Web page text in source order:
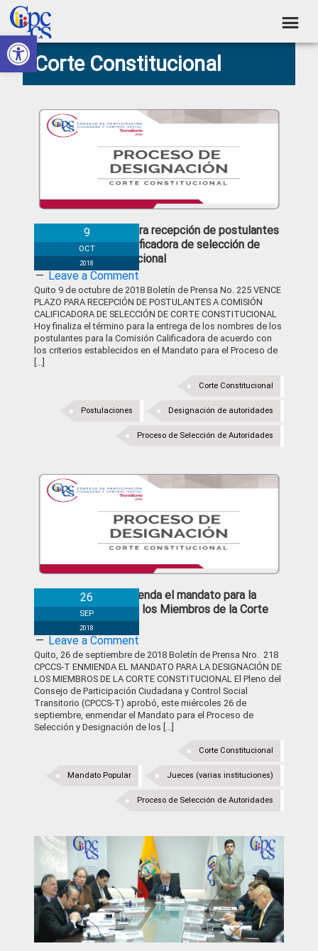
Abrir barra de herramientas
Skip
to
primary
navigation
Skip
to
main
content
Skip
to
primary
sidebar
Skip
to
footer
Consejo
de
Ciudadana
Construyendo
Poder
Ciudadano
Corte Constitucional
Vence plazo para recepción de postulantes
a Comisión Calificadora de selección de
Corte Constitucional
9
OCT
2018
Leave a Comment
Quito 9 de octubre de 2018 Boletín de Prensa No. 225 VENCE
PLAZO PARA RECEPCIÓN DE POSTULANTES A COMISIÓN
CALIFICADORA DE SELECCIÓN DE CORTE CONSTITUCIONAL
Hoy finaliza el término para la entrega de los nombres de los
postulantes para la Comisión Calificadora de acuerdo con
los criterios establecidos en el Mandato para el Proceso de
[...]
Corte Constitucional
Designación de autoridades
Postulaciones
Proceso de Selección de Autoridades
CPCCS-T enmienda el mandato para la
Designación de los Miembros de la Corte
Constitucional
26
SEP
2018
Leave a Comment
Quito, 26 de septiembre de 2018 Boletín de Prensa Nro. 218
CPCCS-T ENMIENDA EL MANDATO PARA LA DESIGNACIÓN DE
LOS MIEMBROS DE LA CORTE CONSTITUCIONAL El Pleno del
Consejo de Participación Ciudadana y Control Social
Transitorio (CPCCS-T) aprobó, este miércoles 26 de
septiembre, enmendar el Mandato para el Proceso de
Selección y Designación de los [...]
Corte Constitucional
Jueces (varias instituciones)
Mandato Popular
Proceso de Selección de Autoridades